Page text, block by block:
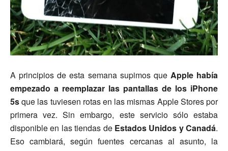
A principios de esta semana supimos que Apple había
empezado a reemplazar las pantallas de los iPhone
5sque las tuviesen rotas en las mismas Apple Stores por
primera vez. Sin embargo, este servicio sólo estaba
disponible en las tiendas deEstados Unidos y Canadá.
Eso cambiará, según fuentes cercanas al asunto, la